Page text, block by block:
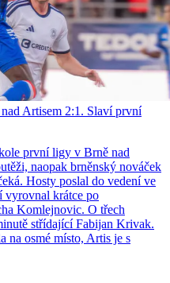
Artisem 2:1. Slaví první
první ligy v Brně nad
naopak brněnský nováček
Hosty poslal do vedení ve
vyrovnal krátce po
Komlejnovic. O třech
střídající Fabijan Krivak.
na osmé místo, Artis je s